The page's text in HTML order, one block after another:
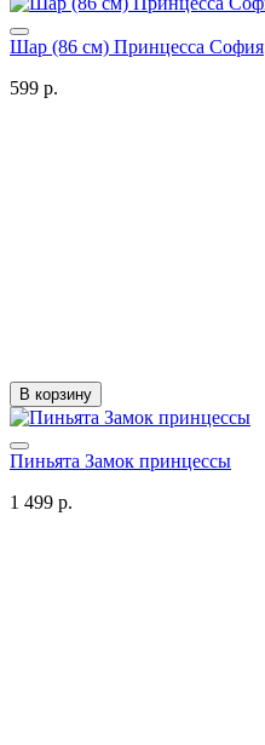
Шар (86 см) Принцесса София
599 р.
В корзину
Пиньята Замок принцессы
1 499 р.